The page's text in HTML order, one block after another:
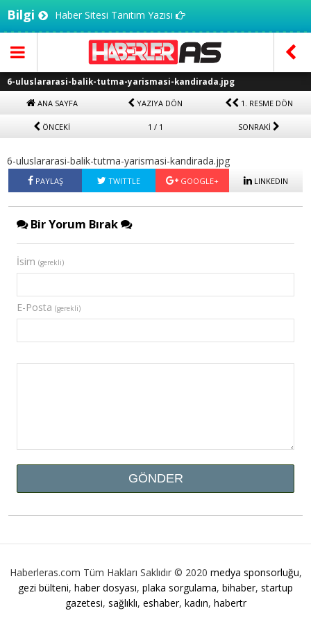
Bilgi Haber Sitesi Tanıtım Yazısı
6-uluslararasi-balik-tutma-yarismasi-kandirada.jpg
ANA SAYFA YAZIYA DÖN 1. RESME DÖN
ÖNCEKİ 1 / 1 SONRAKİ
6-uluslararasi-balik-tutma-yarismasi-kandirada.jpg
PAYLAŞ TWITTLE GOOGLE+ LINKEDIN
Bir Yorum Bırak
İsim (gerekli)
E-Posta (gerekli)
Haberleras.com Tüm Hakları Saklıdır © 2020 medya sponsorluğu,
gezi bülteni, haber dosyası, plaka sorgulama, bihaber, startup
gazetesi, sağlıklı, eshaber, kadın, habertr